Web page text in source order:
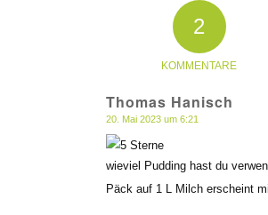
2
KOMMENTARE
Thomas Hanisch
sagte:
20. Mai 2023 um 6:21
wieviel Pudding hast du
Päck auf 1 L Milch erscheint